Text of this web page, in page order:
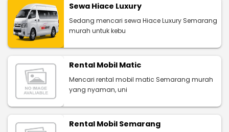
Sewa Hiace Luxury
Sedang mencari sewa Hiace Luxury Semarang
murah untuk kebu
Rental Mobil Matic
Mencari rental mobil matic Semarang murah
yang nyaman, uni
Rental Mobil Semarang